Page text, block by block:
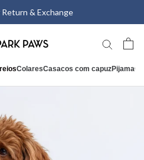
& Exchange
ColaresCasacos com capuzPijama